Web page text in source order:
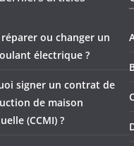
ou changer un
électrique ?
signer un contrat de
de maison
(CCMI) ?